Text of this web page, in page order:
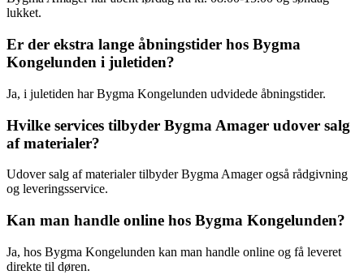
lukket.
Er der ekstra lange åbningstider hos Bygma
Kongelunden i juletiden?
Ja, i juletiden har Bygma Kongelunden udvidede åbningstider.
Hvilke services tilbyder Bygma Amager udover salg
af materialer?
Udover salg af materialer tilbyder Bygma Amager også rådgivning
og leveringsservice.
Kan man handle online hos Bygma Kongelunden?
Ja, hos Bygma Kongelunden kan man handle online og få leveret
direkte til døren.